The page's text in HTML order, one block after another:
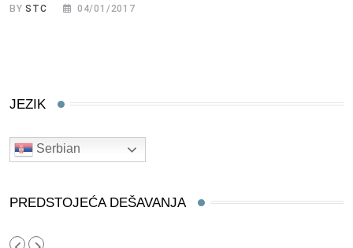
BYSTC 04/01/2017
JEZIK
Serbian
PREDSTOJEĆA DEŠAVANJA